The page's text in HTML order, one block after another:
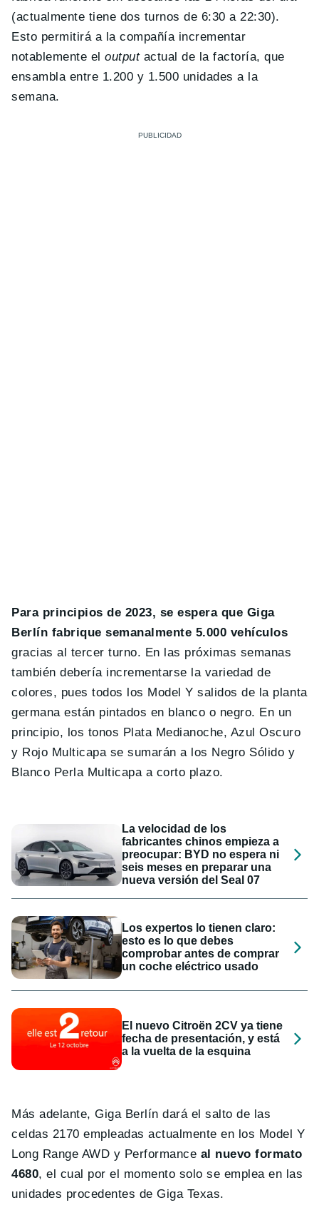
(actualmente tiene dos turnos de 6:30 a 22:30).
Esto permitirá a la compañía incrementar
notablemente eloutputactual de la factoría, que
ensambla entre 1.200 y 1.500 unidades a la
semana.
Para principios de 2023, se espera que Giga
Berlín fabrique semanalmente 5.000 vehículos
gracias al tercer turno. En las próximas semanas
también debería incrementarse la variedad de
colores, pues todos los Model Y salidos de la planta
germana están pintados en blanco o negro. En un
principio, los tonos Plata Medianoche, Azul Oscuro
y Rojo Multicapa se sumarán a los Negro Sólido y
Blanco Perla Multicapa a corto plazo.
La velocidad de los
fabricantes chinos empieza a
preocupar: BYD no espera ni
seis meses en preparar una
nueva versión del Seal 07
Los expertos lo tienen claro:
esto es lo que debes
comprobar antes de comprar
un coche eléctrico usado
El nuevo Citroën 2CV ya tiene
fecha de presentación, y está
a la vuelta de la esquina
Más adelante, Giga Berlín dará el salto de las
celdas 2170 empleadas actualmente en los Model Y
Long Range AWD y Performance al nuevo formato
4680, el cual por el momento solo se emplea en las
unidades procedentes de Giga Texas.